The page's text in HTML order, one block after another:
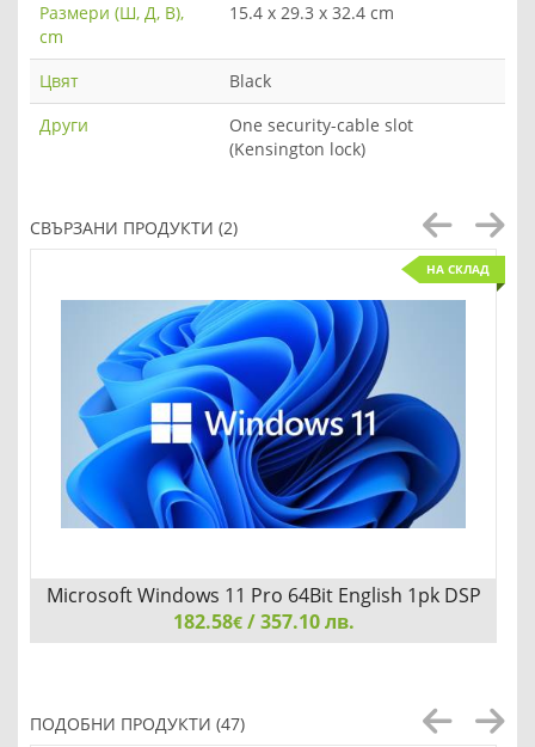
Размери (Ш, Д, В),
cm
15.4 x 29.3 x 32.4 cm
Цвят
Black
Други
One security-cable slot
(Kensington lock)
СВЪРЗАНИ ПРОДУКТИ (2)
НА СКЛАД
Microsoft Windows 11 Pro 64Bit English 1pk DSP
OEI DVD
182.58€/ 357.10 лв.
ПОДОБНИ ПРОДУКТИ (47)